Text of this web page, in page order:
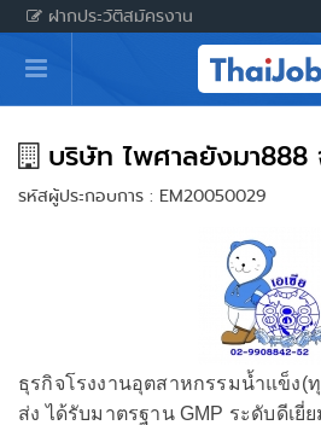
ฝากประวัติสมัครงาน
หน้าหลัก
ผู้สมัครงาน: เข้าสู่ระบบ
ฝากประวัติสมัครงาน
เกร็ดความรู้
สำหรับผู้ประกอบการ
บริษัท ไพศาลยังมา888
รหัสผู้ประกอบการ : EM20050029
ธุรกิจโรงงานอุตสาหกรรมน้ำแข็ง(
ส่ง ได้รับมาตรฐาน GMP ระดับดีเยี่ย